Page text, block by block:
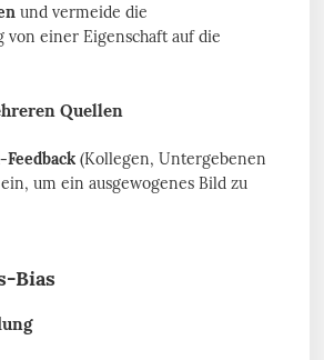
und vermeide die
von einer Eigenschaft auf die
Quellen
(Kollegen, Untergebenen
um ein ausgewogenes Bild zu
Bias